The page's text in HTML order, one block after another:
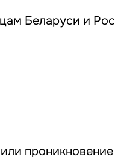
Беларуси и